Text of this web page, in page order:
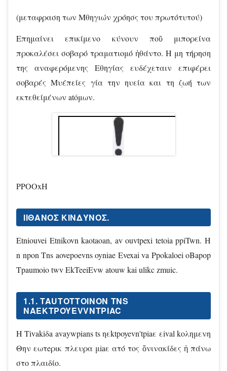
(μεταφραση των Μθηγιών χρόησς του πρωτότυτού)
Eπημαίνει επικίμενο κύνουν ποῦ μιπορείνα
προκαλέσει σοβαρό τραματιομό ἡθάντο. H μη τήρηση
της αναφερόμενης Εθηγίας ευδέχεταιν επιφέρει
σοβαρές Μυέπείες γία την ηυεία και τη ζωή των
εκτεθείμένων atóμων.
PPOOxH
IIΘΑΝΌΣ ΚΙΝΔΎΝΟΣ.
Etniouvei Etnikovn kaotaoan, av ouvtpexi tetoia ppiTwn. H
n npon Tns aovepoevns oyniae Evexai va Ppokaloei oBapop
Tpaumoio twv EkTeeiEvw atouw kai ulikc zmuic.
1.1. TAUTOTTOINON TNS
NAEKTPOYEVVNTPIAC
H Tivakiδa avaywpians ts ηεktpoyevn'tpiaε εival koλημενη
Θην εωτeρικ πλευρα μiaε ατό τος ὅνινακίδες ἡ πάνω
στο πλαιδίο.